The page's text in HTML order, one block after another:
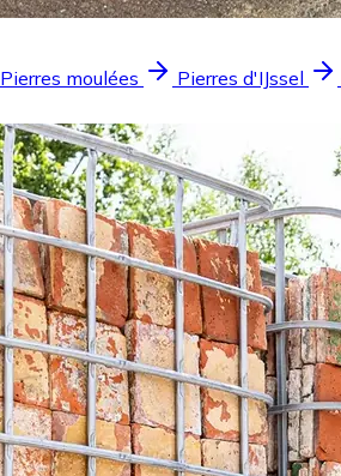
Pierres moulées Pierres d'IJssel